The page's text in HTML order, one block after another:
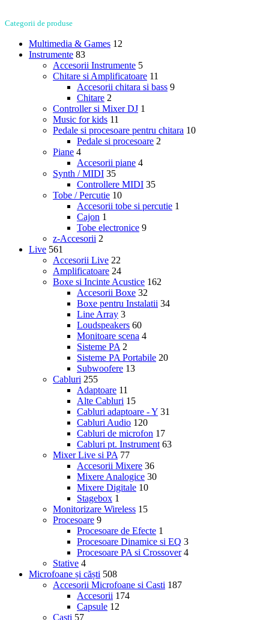
Categorii de produse
Multimedia & Games 12
Instrumente 83
Accesorii Instrumente 5
Chitare si Amplificatoare 11
Accesorii chitara si bass 9
Chitare 2
Controller si Mixer DJ 1
Music for kids 11
Pedale si procesoare pentru chitara 10
Pedale si procesoare 2
Piane 4
Accesorii piane 4
Synth / MIDI 35
Controllere MIDI 35
Tobe / Percutie 10
Accesorii tobe si percutie 1
Cajon 1
Tobe electronice 9
z-Accesorii 2
Live 561
Accesorii Live 22
Amplificatoare 24
Boxe si Incinte Acustice 162
Accesorii Boxe 32
Boxe pentru Instalatii 34
Line Array 3
Loudspeakers 60
Monitoare scena 4
Sisteme PA 2
Sisteme PA Portabile 20
Subwoofere 13
Cabluri 255
Adaptoare 11
Alte Cabluri 15
Cabluri adaptoare - Y 31
Cabluri Audio 120
Cabluri de microfon 17
Cabluri pt. Instrument 63
Mixer Live si PA 77
Accesorii Mixere 36
Mixere Analogice 30
Mixere Digitale 10
Stagebox 1
Monitorizare Wireless 15
Procesoare 9
Procesoare de Efecte 1
Procesoare Dinamice si EQ 3
Procesoare PA si Crossover 4
Stative 4
Microfoane și căști 508
Accesorii Microfoane si Casti 187
Accesorii 174
Capsule 12
Casti 57